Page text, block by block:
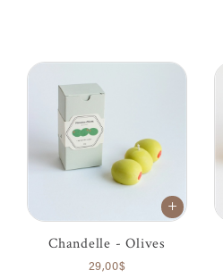
Chandelle - Olives
29,00$